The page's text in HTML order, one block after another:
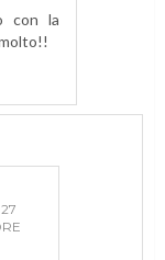
con la
27